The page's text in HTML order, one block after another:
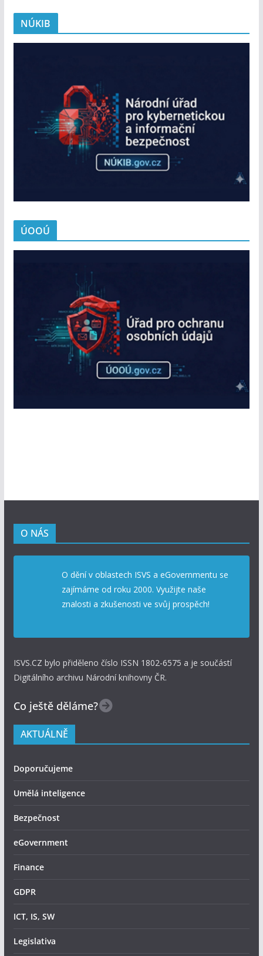
NÚKIB
ÚOOÚ
O NÁS
O dění v oblastech ISVS a eGovernmentu se
zajímáme od roku 2000. Využijte naše
znalosti a zkušenosti ve svůj prospěch!
ISVS.CZ bylo přiděleno číslo ISSN 1802-6575 a je součástí
Digitálního archivu Národní knihovny ČR.
Co ještě děláme?
AKTUÁLNĚ
Doporučujeme
Umělá inteligence
Bezpečnost
eGovernment
Finance
GDPR
ICT, IS, SW
Legislativa